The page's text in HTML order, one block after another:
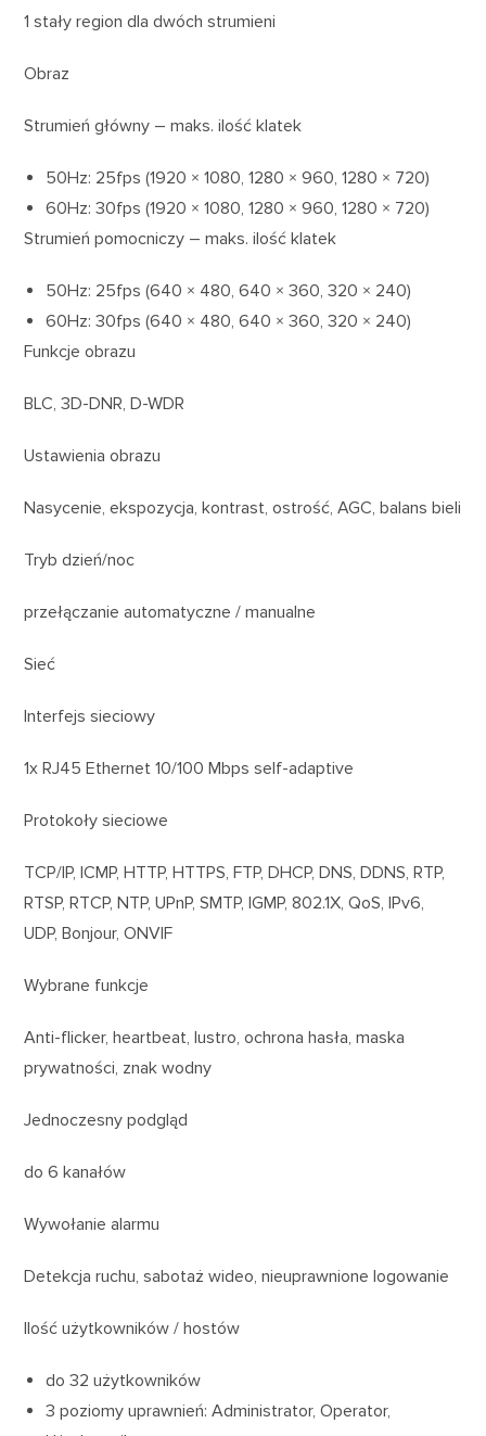
1 stały region dla dwóch strumieni
Obraz
Strumień główny – maks. ilość klatek
50Hz: 25fps (1920 × 1080, 1280 × 960, 1280 × 720)
60Hz: 30fps (1920 × 1080, 1280 × 960, 1280 × 720)
Strumień pomocniczy – maks. ilość klatek
50Hz: 25fps (640 × 480, 640 × 360, 320 × 240)
60Hz: 30fps (640 × 480, 640 × 360, 320 × 240)
Funkcje obrazu
BLC, 3D-DNR, D-WDR
Ustawienia obrazu
Nasycenie, ekspozycja, kontrast, ostrość, AGC, balans bieli
Tryb dzień/noc
przełączanie automatyczne / manualne
Sieć
Interfejs sieciowy
1x RJ45 Ethernet 10/100 Mbps self-adaptive
Protokoły sieciowe
TCP/IP, ICMP, HTTP, HTTPS, FTP, DHCP, DNS, DDNS, RTP,
RTSP, RTCP, NTP, UPnP, SMTP, IGMP, 802.1X, QoS, IPv6,
UDP, Bonjour, ONVIF
Wybrane funkcje
Anti-flicker, heartbeat, lustro, ochrona hasła, maska
prywatności, znak wodny
Jednoczesny podgląd
do 6 kanałów
Wywołanie alarmu
Detekcja ruchu, sabotaż wideo, nieuprawnione logowanie
Ilość użytkowników / hostów
do 32 użytkowników
3 poziomy uprawnień: Administrator, Operator,